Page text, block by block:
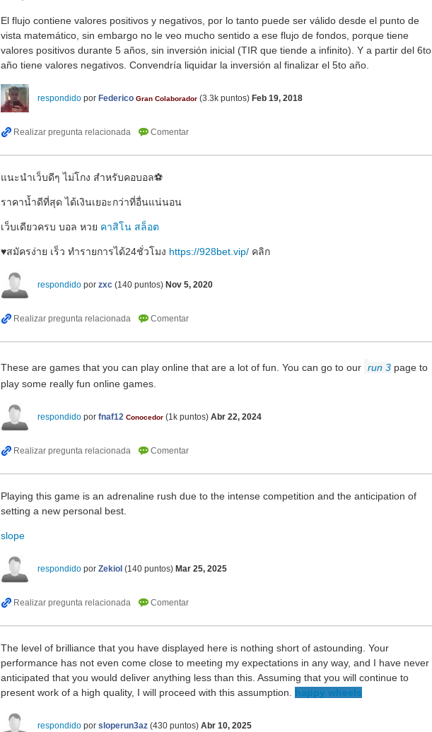
El flujo contiene valores positivos y negativos, por lo tanto puede ser válido desde el punto de
vista matemático, sin embargo no le veo mucho sentido a ese flujo de fondos, porque tiene
valores positivos durante 5 años, sin inversión inicial (TIR que tiende a infinito). Y a partir del 6to
año tiene valores negativos. Convendría liquidar la inversión al finalizar el 5to año.
respondido por Federico Gran Colaborador (3.3k puntos) Feb 19, 2018
แนะนำเว็บดีๆ ไม่โกง สำหรับคอบอล⚽
ราคาน้ำดีที่สุด ได้เงินเยอะกว่าที่อื่นแน่นอน
เว็บเดียวครบ บอล หวย คาสิโน สล็อต
♥️สมัครง่าย เร็ว ทำรายการได้24ชั่วโมง https://928bet.vip/ คลิก
respondido por zxc (140 puntos) Nov 5, 2020
These are games that you can play online that are a lot of fun. You can go to our run 3 page to
play some really fun online games.
respondido por fnaf12 Conocedor (1k puntos) Abr 22, 2024
Playing this game is an adrenaline rush due to the intense competition and the anticipation of
setting a new personal best.
slope
respondido por Zekiol (140 puntos) Mar 25, 2025
The level of brilliance that you have displayed here is nothing short of astounding. Your
performance has not even come close to meeting my expectations in any way, and I have never
anticipated that you would deliver anything less than this. Assuming that you will continue to
present work of a high quality, I will proceed with this assumption. happy wheels
respondido por sloperun3az (430 puntos) Abr 10, 2025